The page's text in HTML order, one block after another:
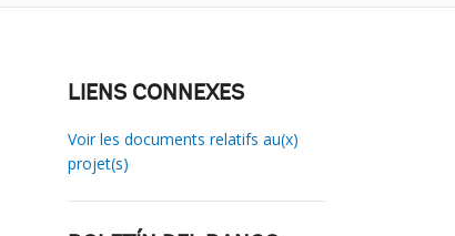
LIENS CONNEXES
Voir les documents relatifs au(x)
projet(s)